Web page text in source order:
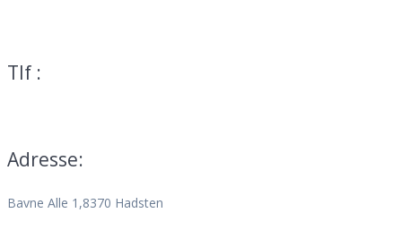
Tlf :
Adresse:
Bavne Alle 1,8370 Hadsten